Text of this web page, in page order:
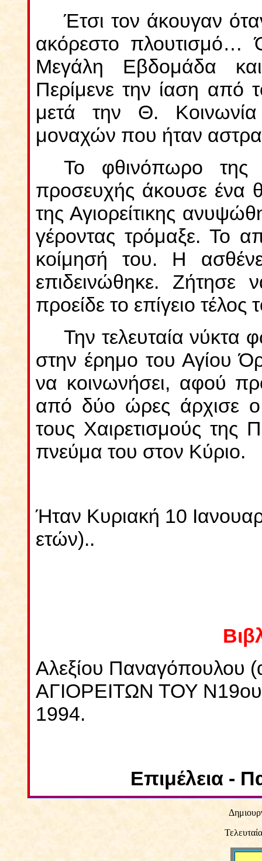
Έτσι τον άκουγαν
ακόρεστο πλουτισμό…
Μεγάλη Εβδομάδα
Περίμενε την ίαση από
μετά την Θ.
μοναχών που ήταν
Το φθινόπωρο της
προσευχής άκουσε ένα
της Αγιορείτικης
γέροντας τρόμαξε. Το
κοίμησή του. Η
επιδεινώθηκε. Ζήτησε
προείδε το επίγειο τέλος
Την τελευταία νύκτα
στην έρημο του Αγίου
να κοινωνήσει, αφού
από δύο ώρες άρχισε ο
τους Χαιρετισμούς της
πνεύμα του στον Κύριο.
Ήταν Κυριακή 10
ετών)..
Αλεξίου
ΑΓΙΟΡΕΙΤΩΝ ΤΟΥ
1994.
Επιμέλεια -